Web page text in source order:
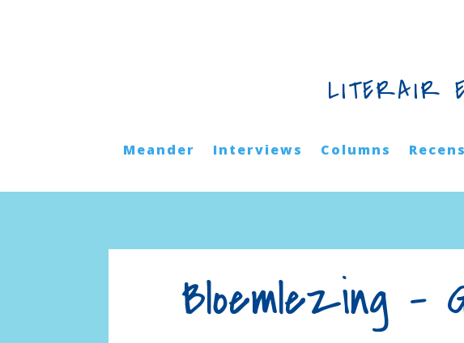
LITERAIR
Meander Interviews Columns
Bloemlezing –